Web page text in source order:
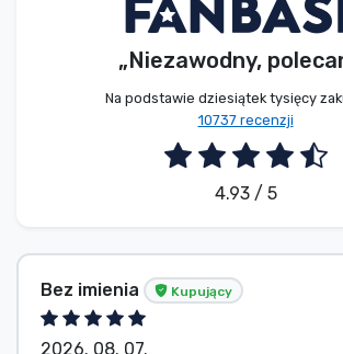
„Niezawodny,
Na podstawie dziesiątek tysięcy
10737 recenzji
4.93 / 5
Tősér Alexandra Kupujący
2026. 08. 07.